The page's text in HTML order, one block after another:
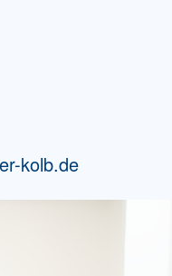
kolb.de